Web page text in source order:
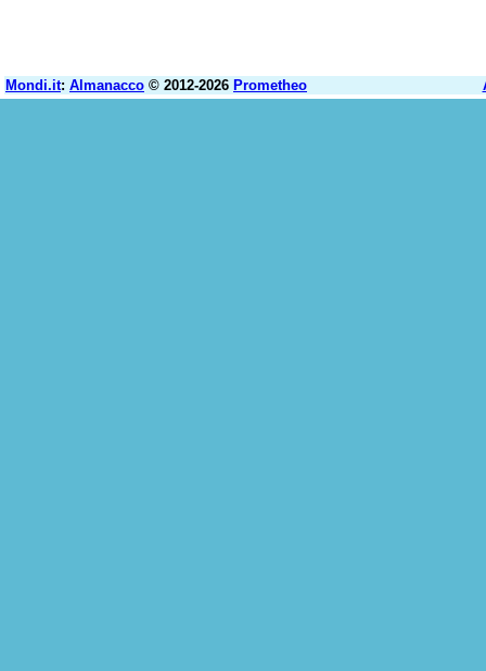
Mondi.it: Almanacco © 2012-2026 Prometheo